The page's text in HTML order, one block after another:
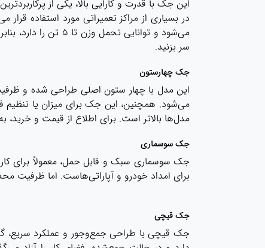
این جک با قدرت و کارایی بالا، یکی از
در بسیاری از مراکز تعمیراتی مورد استفاده
می‌شود و توانایی تحمل وزن تا ۵ تن را دارد، بنابراین برای خودروهای سنگین و خارجی گزینه‌ای مناسب است. برای مشاهده مدل‌های مختلف، به صفحه
سر بزنید.
جک چهارستون
این مدل با چهار ستون اصلی طراحی شده و
می‌شود. همچنین، این جک برای میزان‌ یا تنظیم
مدل‌ها بالاتر است. برای اطلاع از قیمت و خرید،
جک سوسماری
جک سوسماری سبک و قابل حمل، معمولاً برای
برای امداد خودرو و آپاراتی‌هاست. اما ظرفیت
جک قیچی
جک قیچی با طراحی جمع‌وجور و عملکرد سریع،